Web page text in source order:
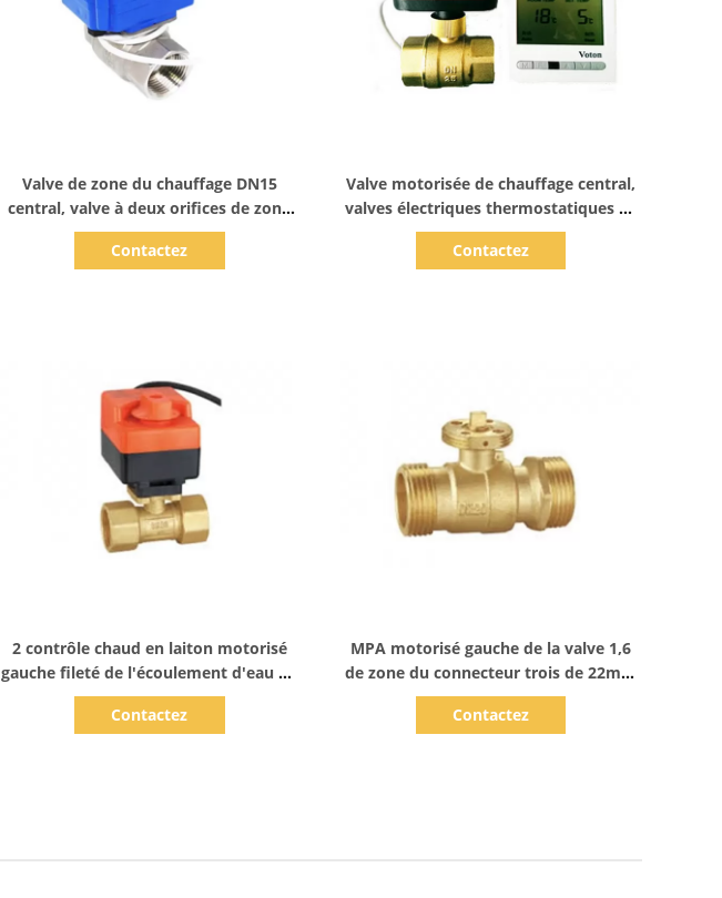
Valve de zone du chauffage DN15
central, valve à deux orifices de zone
avec le moteur de déclencheur de C.C
Contactez
Valve motorisée de chauffage central,
valves électriques thermostatiques de
zone 3,5 nanomètre
Contactez
2 contrôle chaud en laiton motorisé
gauche fileté de l'écoulement d'eau de
valve de zone DN15
Contactez
MPA motorisé gauche de la valve 1,6
de zone du connecteur trois de 22mm
TNP pour le chauffage central
Contactez